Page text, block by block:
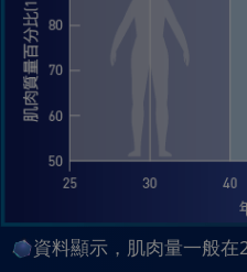
資料顯示，肌肉量一般